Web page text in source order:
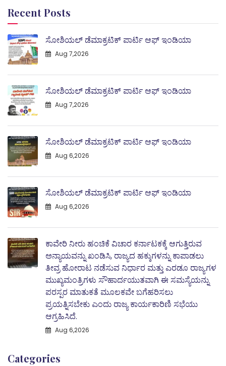
Recent Posts
ಸೋಶಿಯಲ್ ಡೆಮಾಕ್ರಟಿಕ್ ಪಾರ್ಟಿ ಆಫ್ ಇಂಡಿಯಾ
Aug 7,2026
ಸೋಶಿಯಲ್ ಡೆಮಾಕ್ರಟಿಕ್ ಪಾರ್ಟಿ ಆಫ್ ಇಂಡಿಯಾ
Aug 7,2026
ಸೋಶಿಯಲ್ ಡೆಮಾಕ್ರಟಿಕ್ ಪಾರ್ಟಿ ಆಫ್ ಇಂಡಿಯಾ
Aug 6,2026
ಸೋಶಿಯಲ್ ಡೆಮಾಕ್ರಟಿಕ್ ಪಾರ್ಟಿ ಆಫ್ ಇಂಡಿಯಾ
Aug 6,2026
ಕಾವೇರಿ ನೀರು ಹಂಚಿಕೆ ವಿಚಾರ ಕರ್ನಾಟಕಕ್ಕೆ ಆಗುತ್ತಿರುವ
ಅನ್ಯಾಯವನ್ನು ಖಂಡಿಸಿ, ರಾಜ್ಯದ ಹಕ್ಕುಗಳನ್ನು ಕಾಪಾಡಲು
ತೀವ್ರ ಹೋರಾಟ ನಡೆಸುವ ನಿರ್ಧಾರ ಮತ್ತು ಎರಡೂ ರಾಜ್ಯಗಳ
ಮುಖ್ಯಮಂತ್ರಿಗಳು ಸೌಹಾರ್ದಯುತವಾಗಿ ಈ ಸಮಸ್ಯೆಯನ್ನು
ಪರಸ್ಪರ ಮಾತುಕತೆ ಮೂಲಕವೇ ಬಗೆಹರಿಸಲು
ಪ್ರಯತ್ನಿಸಬೇಕು ಎಂದು ರಾಜ್ಯ ಕಾರ್ಯಕಾರಿಣಿ ಸಭೆಯು
ಆಗ್ರಹಿಸಿದೆ.
Aug 6,2026
Categories